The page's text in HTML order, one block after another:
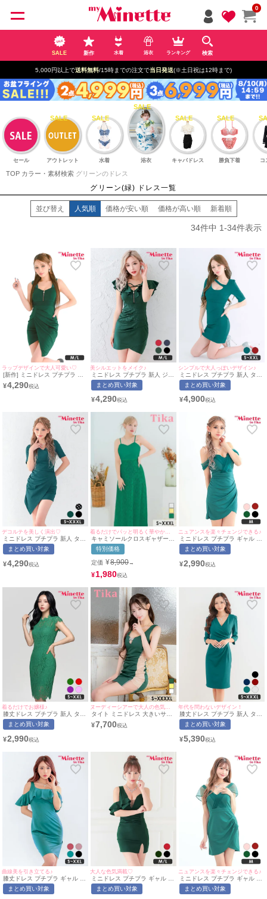
0
SALE 新作 水着 浴衣 ランキング 検索
5,000円以上で送料無料/15時までの注文で当日発送(※土日祝は12時まで)
セール アウトレット 水着 浴衣 キャバドレス 勝負下着 コ
TOP カラー・素材検索 グリーンのドレス
グリーン(緑) ドレス一覧
並び替え 人気順 価格が安い順 価格が高い順 新着順
34件中 1-34件表示
ラップデザインで大人可愛い♡
[新作] ミニドレス プチプラ 新
人 タイト ジップ セクシー ノ
ースリーブ 低身長 谷間 背中魅
¥4,290
美シルエットをメイク♪
ミニドレス プチプラ 新人 ジッ
プ セクシー 半袖 低身長 谷間
緑 クロス キャバドレス (せい
myMinette/マイミネット
まとめ買い対象
¥4,290
シンプルで大人っぽいデザイン♪
ミニドレス プチプラ 新人 タイ
ト 袖あり ワンピース 半袖 低
身長 谷間 スナック アシメント
(みのり着用/S~XXLサイズ対
まとめ買い対象
¥4,900
デコルテを美しく演出♡
ミニドレス プチプラ 新人 タイ
ト ワンピース 半袖 低身長 胸
元隠し スナック 緑 キャバドレ
対応) | myMinette/マイミネッ
まとめ買い対象
¥4,290
着るだけでパッと明るく華やかに演出♪
キャミソールクロスギャザー切
り替えエレガントレースAライ
ンロングドレス (Sサイズ～
XXXLサイズ) (重川茉弥/キャバ
ドレス着用) [Tika/ティカ]
特別価格
定価 ¥8,900→
¥1,980
ニュアンスを楽々チェンジできる♪
ミニドレス プチプラ ギャル タ
イト オフショル セクシー シア
ー レース 低身長 谷間 背中魅
ラップ風 キャバドレス (あおぽ
まとめ買い対象
¥2,990
着るだけでお嬢様♪
膝丈ドレス プチプラ 新人 タイ
ト ワンピース セクシー ノース
リーブ レース 花柄 低身長 胸
ュージョンネック フリル 緑 キ
応) | myMinette/マイミネット
まとめ買い対象
¥2,990
ヌーディーシアーで大人の色気を加速★彡
タイト ミニドレス 大きいサイ
ズ 谷間 ノースリーブ ストレッ
チ サイドヌーディー ビジュー
¥7,700
年代を問わないデザイン！
膝丈ドレス プチプラ 新人 タイ
ト 袖あり グリーン Vネック 7
分袖 キャバドレス (あおぽん着
myMinette/マイミネット
まとめ買い対象
¥5,390
曲線美を引き立てる♪
膝丈ドレス プチプラ ギャル タ
イト オフショル セクシー ラウ
ンジ ワンショル 低身長 谷間
まとめ買い対象
大人な色気満載♡
ミニドレス プチプラ ギャル タ
イト スリット セクシー ラウン
ジ ワンショル 低身長 谷間 背
まとめ買い対象
ニュアンスを楽々チェンジできる♪
ミニドレス プチプラ ギャル タ
イト オフショル セクシー シア
ー 低身長 背中魅せ 緑 2way キ
まとめ買い対象
ペー
ジト
ップ